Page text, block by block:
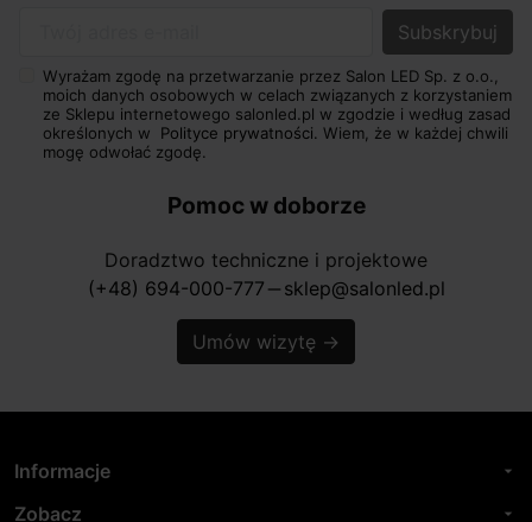
Wyrażam zgodę na przetwarzanie przez Salon LED Sp. z o.o.,
moich danych osobowych w celach związanych z korzystaniem
ze Sklepu internetowego salonled.pl w zgodzie i według zasad
określonych w Polityce prywatności. Wiem, że w każdej chwili
mogę odwołać zgodę.
Pomoc w doborze
Doradztwo techniczne i projektowe
(+48) 694-000-777 horizontal_rule sklep@salonled.pl
Umów wizytę →
Informacje arrow_drop_down
Zobacz arrow_drop_down